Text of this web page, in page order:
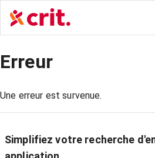
Erreur
Une erreur est survenue.
Simplifiez votre recherche